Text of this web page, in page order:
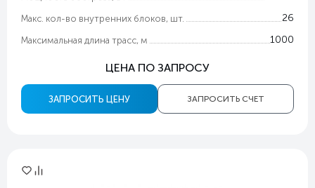
Макс. кол-во внутренних блоков, шт. 26
Максимальная длина трасс, м 1000
ЦЕНА ПО ЗАПРОСУ
ЗАПРОСИТЬ СЧЕТ
ЗАПРОСИТЬ ЦЕНУ